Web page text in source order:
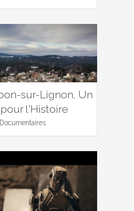
sur-Lignon, Un
l'Histoire
Documentaires